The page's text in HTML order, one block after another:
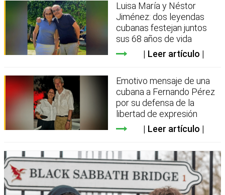
Luisa María y Néstor
Jiménez: dos leyendas
cubanas festejan juntos
sus 68 años de vida
Leer artículo
Emotivo mensaje de una
cubana a Fernando Pérez
por su defensa de la
libertad de expresión
Leer artículo